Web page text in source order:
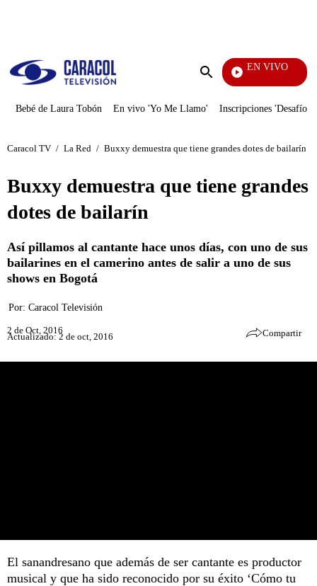
Enviar
EN VIVO
Televentas
Bebé de Laura Tobón En vivo 'Yo Me Llamo' Inscripciones 'Desafío'
Caracol TV / La Red / Buxxy demuestra que tiene grandes dotes de bailarín
Buxxy demuestra que tiene grandes
dotes de bailarín
Así pillamos al cantante hace unos días, con uno de sus
bailarines en el camerino antes de salir a uno de sus
shows en Bogotá
Por: Caracol Televisión
2 de Oct, 2016
Actualizado: 2 de oct, 2016 Compartir
El sanandresano que además de ser cantante es productor
musical y que ha sido reconocido por su éxito ‘Cómo tu